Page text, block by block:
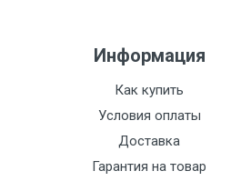
Информация
Как купить
Условия оплаты
Доставка
Гарантия на товар